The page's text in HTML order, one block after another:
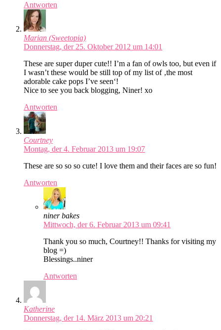
Antworten
Marian (Sweetopia)
Donnerstag, der 25. Oktober 2012 um 14:01
These are super duper cute!! I’m a fan of owls too, but even if
I wasn’t these would be still top of my list of ‚the most
adorable cake pops I’ve seen‘!
Nice to see you back blogging, Niner! xo
Antworten
Courtney
Montag, der 4. Februar 2013 um 19:07
These are so so so cute! I love them and their faces are so fun!
Antworten
niner bakes
Mittwoch, der 6. Februar 2013 um 09:41
Thank you so much, Courtney!! Thanks for visiting my
blog =)
Blessings..niner
Antworten
Katherine
Donnerstag, der 14. März 2013 um 20:21